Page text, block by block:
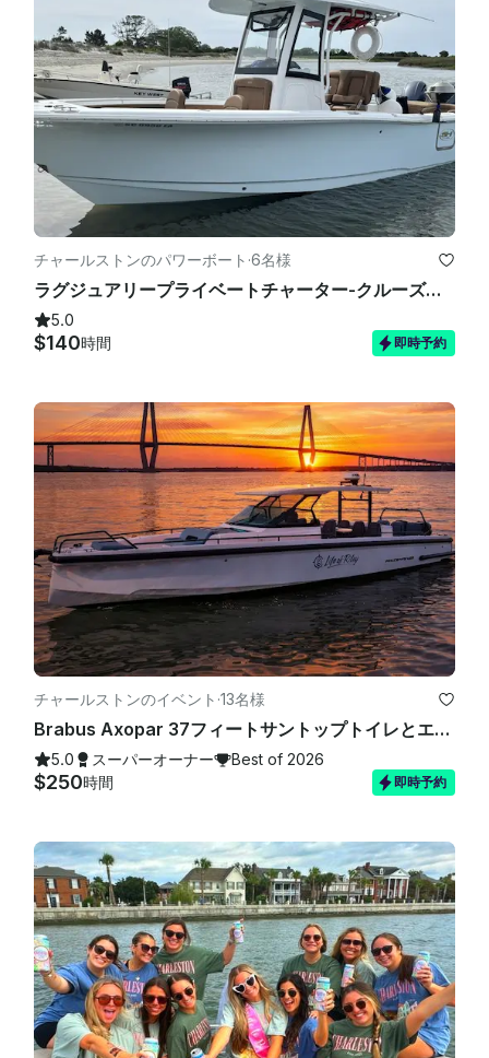
。船長によるキャンセル：悪天候、環境条件、予期せぬ禁止状
況、または機械的な故障が発生した場合、チャーターは旅行前に
相互に合意した日に再スケジュールされるか、全額返金されま
す。
チャールストンのパワーボート ·6名様
ラグジュアリープライベートチャーター-クルーズ、パーティー、バチェロレッテ-26' シーハント 265 ウルトラ
5.0
$140時間 即時予約
チャールストンのイベント ·13名様
Brabus Axopar 37フィートサントップトイレとエアコン付き-チャールストンでは最大13名様まで
5.0 スーパーオーナー Best of 2026
$250時間 即時予約